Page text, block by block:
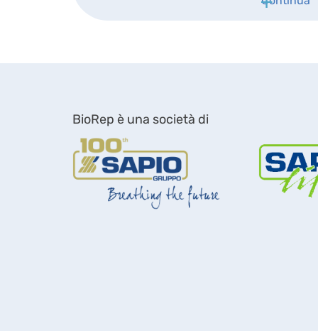
BioRep è una società di